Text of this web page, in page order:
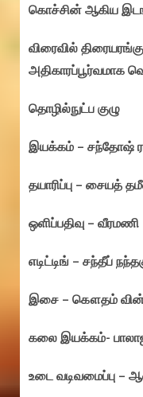
கொச்சின் ஆகிய
விரைவில்
அதிகாரப்பூர்வமாக
தொழில்நுட்ப குழு
இயக்கம் – சந்தோஷ்
தயாரிப்பு – சையத்
ஒளிப்பதிவு – வீரமணி
எடிட்டிங் – சந்தீப்
இசை – கௌதம்
கலை இயக்கம்-
உடை வடிவமைப்பு –